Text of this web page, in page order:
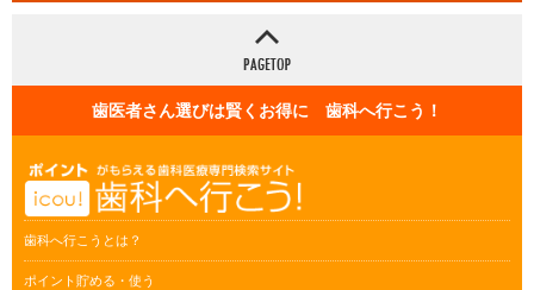
歯医者さん選びは賢くお得に 歯科へ行こう！
歯科へ行こうとは？
ポイント貯める・使う